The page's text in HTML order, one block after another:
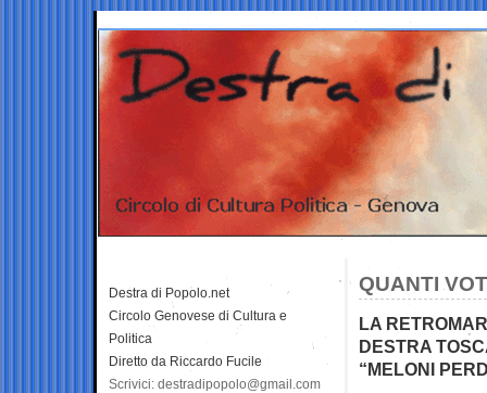
QUANTI
LA
DESTRA
“MELONI
Destra di Popolo.net
Circolo Genovese di Cultura e
Politica
Diretto da Riccardo Fucile
Scrivici: destradipopolo@gmail.com